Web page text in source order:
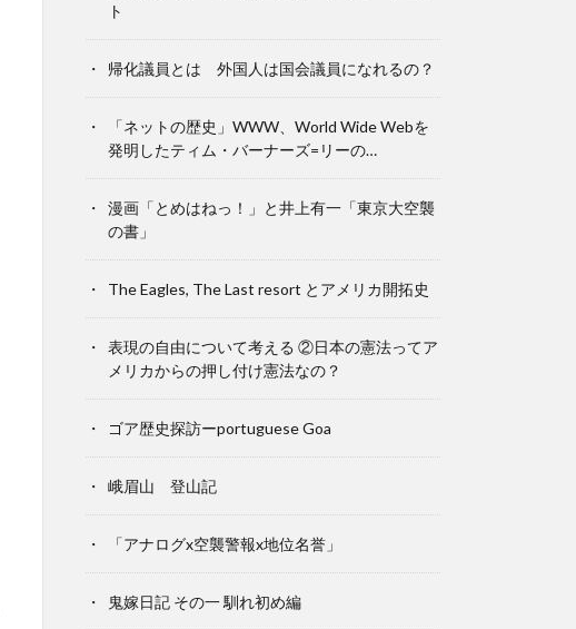
ト
帰化議員とは 外国人は国会議員になれるの？
「ネットの歴史」WWW、World Wide Webを
発明したティム・バーナーズ=リーの…
漫画「とめはねっ！」と井上有一「東京大空襲
の書」
The Eagles, The Last resort とアメリカ開拓史
表現の自由について考える ②日本の憲法ってア
メリカからの押し付け憲法なの？
ゴア歴史探訪ーportuguese Goa
峨眉山 登山記
「アナログx空襲警報x地位名誉」
鬼嫁日記 その一 馴れ初め編